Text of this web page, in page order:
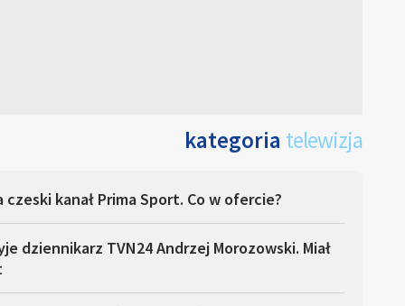
kategoria telewizja
czeski kanał Prima Sport. Co w ofercie?
dziennikarz TVN24 Andrzej Morozowski. Miał